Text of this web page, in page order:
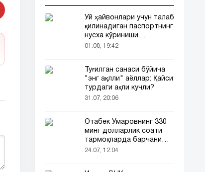
Уй ҳайвонлари учун талаб
қилинадиган паспортнинг
нусха кўриниши
тармоқларда тарқалди
01.08, 19:42
Туғилган санаси бўйича
"энг ақлли" аёллар: Қайси
турдаги ақли кучли?
31.07, 20:06
Отабек Умаровнинг 330
минг долларлик соати
тармоқларда барчани
эътиборини тортди!
24.07, 12:04